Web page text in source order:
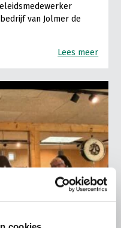
van Jolmer de
Lees meer